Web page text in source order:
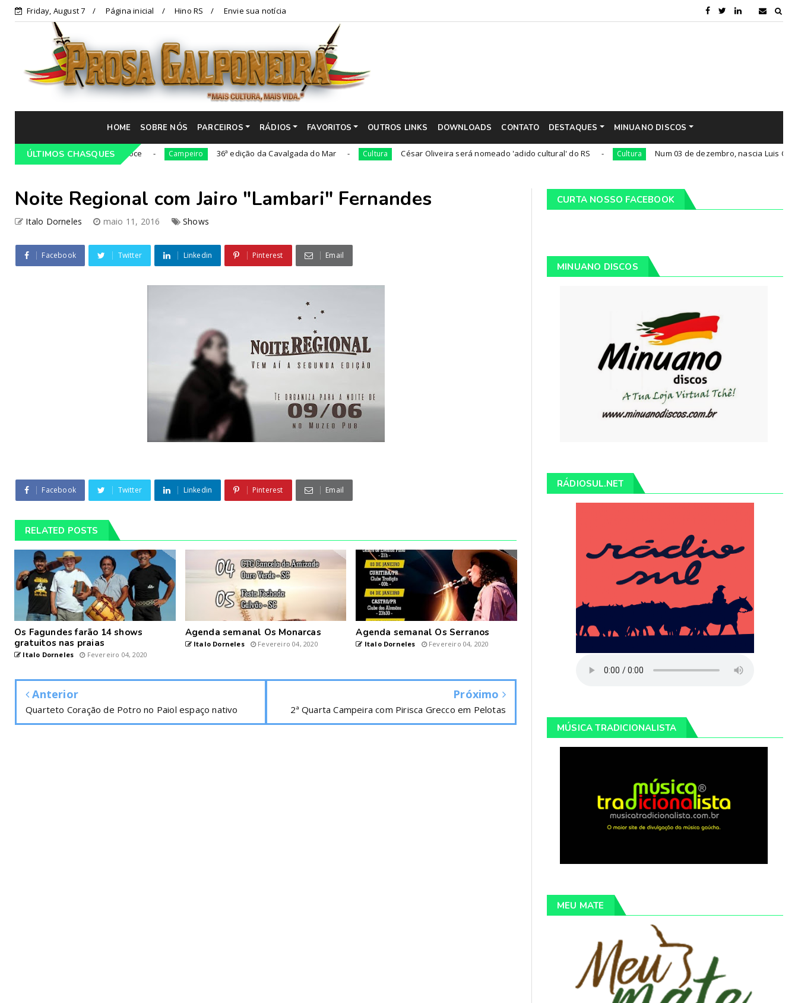
Friday, August 7 Página inicial Hino RS Envie sua notícia
HOME SOBRE NÓS PARCEIROS RÁDIOS FAVORITOS OUTROS LINKS DOWNLOADS CONTATO DESTAQUES MINUANO DISCOS
ÚLTIMOS CHASQUES
Cultural da Costa Doce Campeiro 36ª edição da Cavalgada do Mar Cultura César Oliveira será nomeado 'adido cultural' do RS Cultura Num 03 de dezembro, nascia Luis Carlos
Noite Regional com Jairo "Lambari" Fernandes
Italo Dorneles maio 11, 2016 Shows
Facebook Twitter Linkedin Pinterest Email
Facebook Twitter Linkedin Pinterest Email
RELATED POSTS
Os Fagundes farão 14 shows
gratuitos nas praias
Italo Dorneles Fevereiro 04, 2020
Agenda semanal Os Monarcas
Italo Dorneles Fevereiro 04, 2020
Agenda semanal Os Serranos
Italo Dorneles Fevereiro 04, 2020
Anterior
Quarteto Coração de Potro no Paiol espaço nativo
Próximo
2ª Quarta Campeira com Pirisca Grecco em Pelotas
CURTA NOSSO FACEBOOK
MINUANO DISCOS
RÁDIOSUL.NET
MÚSICA TRADICIONALISTA
MEU MATE